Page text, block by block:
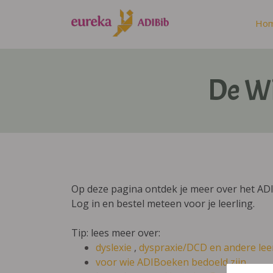
De
Op deze pagina ontdek je meer over het
Log in en bestel meteen voor je leerling.
Tip: lees meer over:
dyslexie , dyspraxie/DCD en andere
voor wie ADIBoeken bedoeld zijn